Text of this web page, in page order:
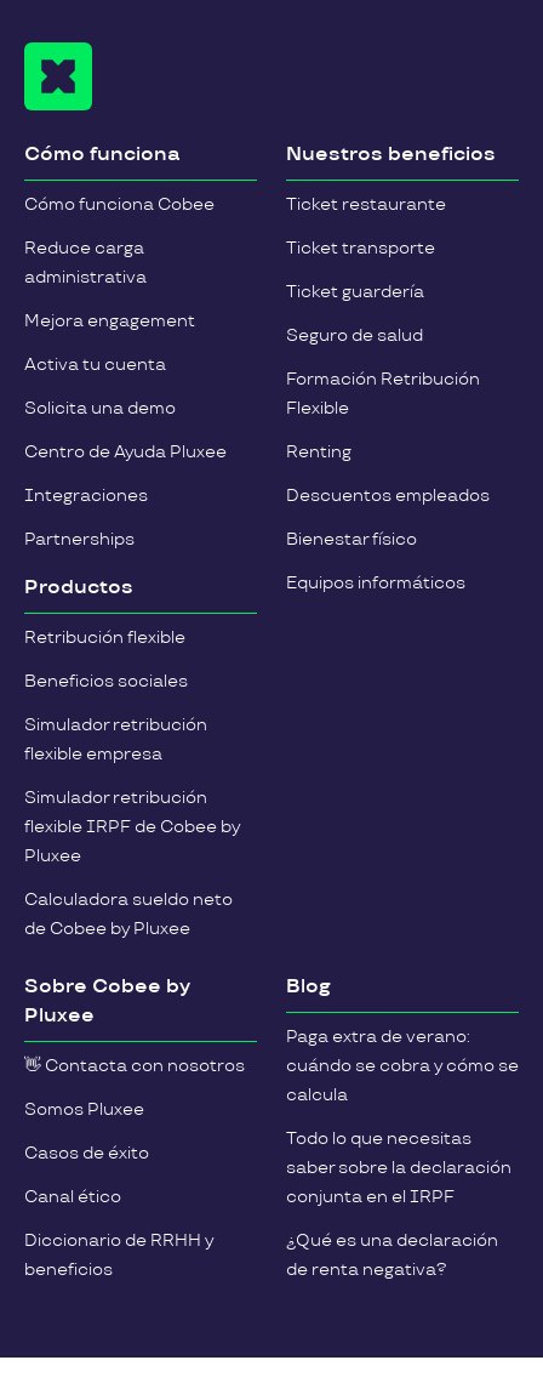
Cómo funciona
Cómo funciona Cobee
Reduce carga
administrativa
Mejora engagement
Activa tu cuenta
Solicita una demo
Centro de Ayuda Pluxee
Integraciones
Partnerships
Productos
Retribución flexible
Beneficios sociales
Simulador retribución
flexible empresa
Simulador retribución
flexible IRPF de Cobee by
Pluxee
Calculadora sueldo neto
de Cobee by Pluxee
Nuestros beneficios
Ticket restaurante
Ticket transporte
Ticket guardería
Seguro de salud
Formación Retribución
Flexible
Renting
Descuentos empleados
Bienestar físico
Equipos informáticos
Sobre Cobee by
Pluxee
👋 Contacta con nosotros
Somos Pluxee
Casos de éxito
Canal ético
Diccionario de RRHH y
beneficios
Blog
Paga extra de verano:
cuándo se cobra y cómo se
calcula
Todo lo que necesitas
saber sobre la declaración
conjunta en el IRPF
¿Qué es una declaración
de renta negativa?